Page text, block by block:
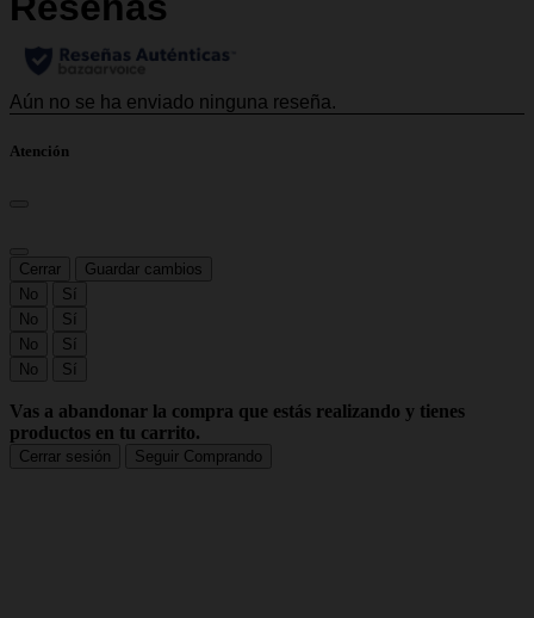
Atención
Cerrar
Guardar cambios
No
Sí
No
Sí
No
Sí
No
Sí
Vas a abandonar la compra que estás realizando y tienes
productos en tu carrito.
Cerrar sesión Seguir Comprando